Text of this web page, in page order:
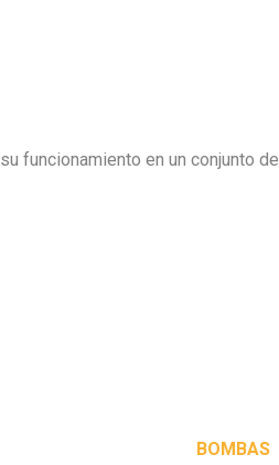
funcionamiento en un conjunto
BOMBAS